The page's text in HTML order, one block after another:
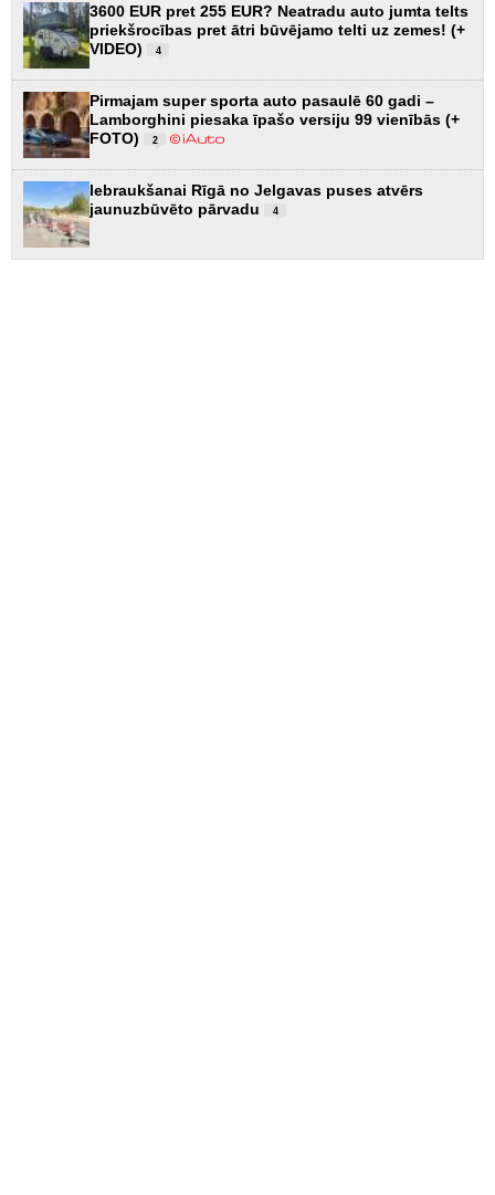
3600 EUR pret 255 EUR? Neatradu auto jumta telts
priekšrocības pret ātri būvējamo telti uz zemes! (+
VIDEO)
4
Pirmajam super sporta auto pasaulē 60 gadi –
Lamborghini piesaka īpašo versiju 99 vienībās (+
FOTO)
2
Iebraukšanai Rīgā no Jelgavas puses atvērs
jaunuzbūvēto pārvadu
4